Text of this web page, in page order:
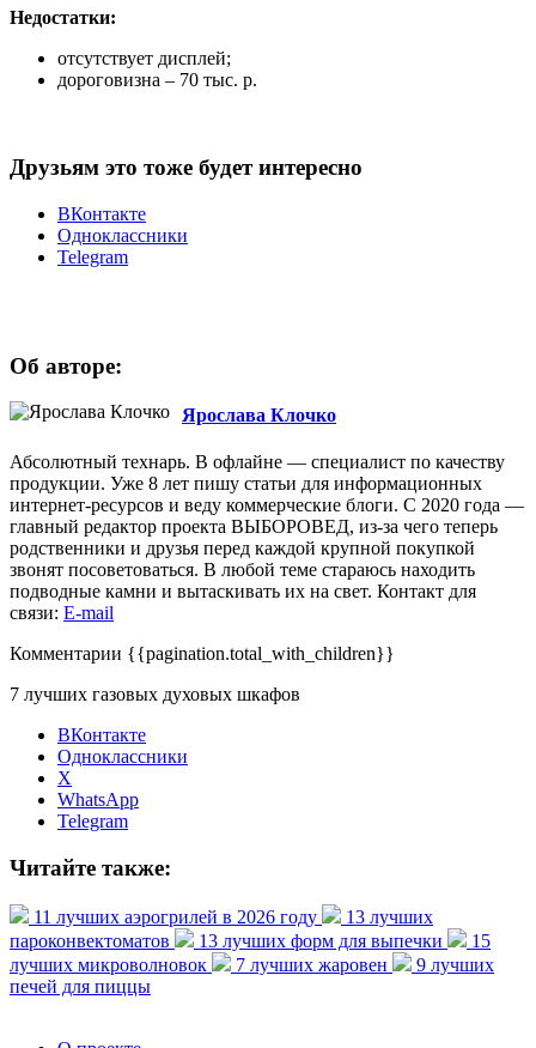
Недостатки:
отсутствует дисплей;
дороговизна – 70 тыс. р.
Друзьям это тоже будет интересно
ВКонтакте
Одноклассники
Telegram
Об авторе:
Ярослава Клочко
Абсолютный технарь. В офлайне — специалист по качеству
продукции. Уже 8 лет пишу статьи для информационных
интернет-ресурсов и веду коммерческие блоги. С 2020 года —
главный редактор проекта ВЫБОРОВЕД, из-за чего теперь
родственники и друзья перед каждой крупной покупкой
звонят посоветоваться. В любой теме стараюсь находить
подводные камни и вытаскивать их на свет. Контакт для
связи: E-mail
Комментарии {{pagination.total_with_children}}
7 лучших газовых духовых шкафов
ВКонтакте
Одноклассники
X
WhatsApp
Telegram
Читайте также:
11 лучших аэрогрилей в 2026 году
13 лучших
пароконвектоматов
13 лучших форм для выпечки
15
лучших микроволновок
7 лучших жаровен
9 лучших
печей для пиццы